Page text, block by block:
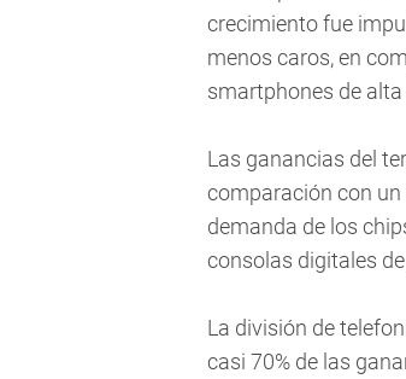
crecimiento fue
menos caros, en
smartphones de
Las ganancias del
comparación con un
demanda de los
consolas digitales
La división de
casi 70% de las